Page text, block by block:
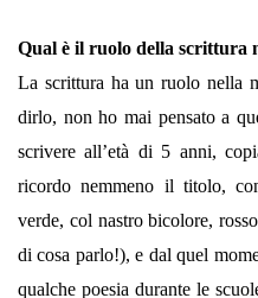
Qual è il ruolo della scrittura
La scrittura ha un ruolo nella
dirlo, non ho mai pensato a
scrivere all’età di 5 anni,
ricordo nemmeno il titolo,
verde, col nastro bicolore,
di cosa parlo!), e dal quel
qualche poesia durante le